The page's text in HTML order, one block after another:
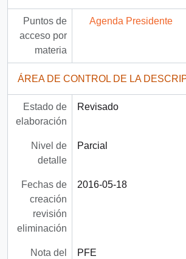
Puntos de
acceso por
materia
Agenda Presidente
ÁREA DE CONTROL DE LA
Estado de
elaboración
Revisado
Nivel de
detalle
Parcial
Fechas de
creación
revisión
eliminación
2016-05-18
Nota del
PFE